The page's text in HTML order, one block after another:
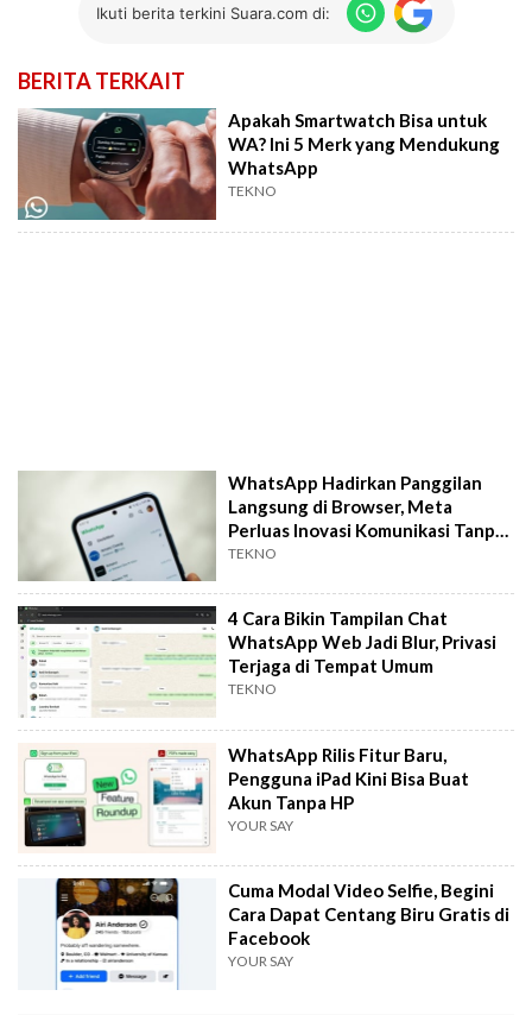
Ikuti berita terkini Suara.com di:
BERITA TERKAIT
Apakah Smartwatch Bisa untuk
WA? Ini 5 Merk yang Mendukung
WhatsApp
TEKNO
WhatsApp Hadirkan Panggilan
Langsung di Browser, Meta
Perluas Inovasi Komunikasi Tanpa
Aplikasi
TEKNO
4 Cara Bikin Tampilan Chat
WhatsApp Web Jadi Blur, Privasi
Terjaga di Tempat Umum
TEKNO
WhatsApp Rilis Fitur Baru,
Pengguna iPad Kini Bisa Buat
Akun Tanpa HP
YOUR SAY
Cuma Modal Video Selfie, Begini
Cara Dapat Centang Biru Gratis di
Facebook
YOUR SAY